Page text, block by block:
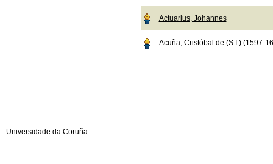
Actuarius, Johannes
Acuña, Cristóbal de (S.I.) (1597-
Universidade da Coruña